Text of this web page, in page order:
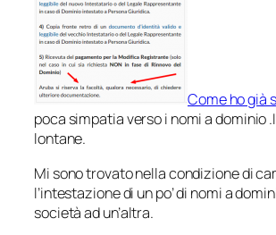
Come ho già
poca simpatia verso i nomi a dominio
lontane.
Mi sono trovato nella condizione di
l’intestazione di un po’ di nomi a
società ad un’altra.